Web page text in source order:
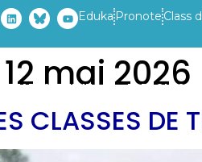
Eduka Pronote Class
ETABLISSEMENT PARCOURS
12 mai 2026
CLASSES DE